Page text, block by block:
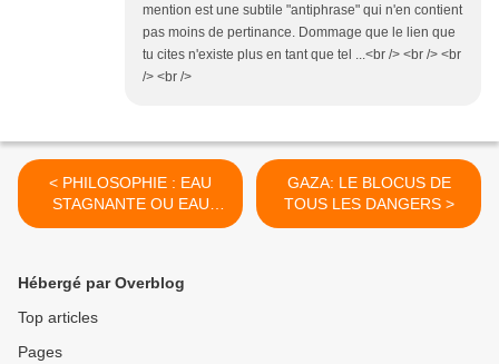
mention est une subtile "antiphrase" qui n'en contient
pas moins de pertinance. Dommage que le lien que
tu cites n'existe plus en tant que tel ...<br /> <br /> <br
/> <br />
< PHILOSOPHIE : EAU
STAGNANTE OU EAU
VIVE…
GAZA: LE BLOCUS DE
TOUS LES DANGERS >
Hébergé par Overblog
Top articles
Pages